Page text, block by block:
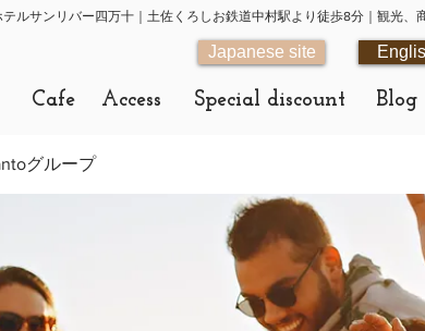
テルサンリバー四万十｜土佐くろしお鉄道中村駅より徒歩8分｜観光、
Japanese site
Cafe Access Special discount Blog
グループ